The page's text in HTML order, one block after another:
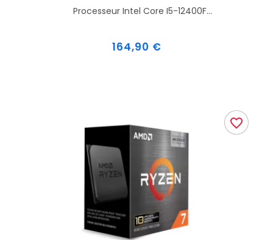
Processeur Intel Core I5-12400F...
Prix
164,90 €
favorite_border